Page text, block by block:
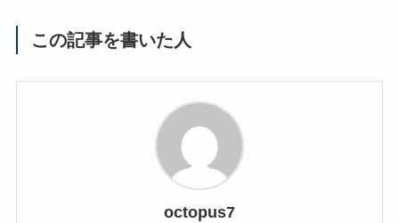
この記事を書いた人
octopus7